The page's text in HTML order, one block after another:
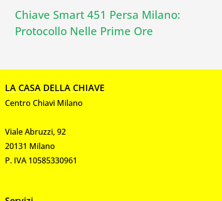
Chiave Smart 451 Persa Milano:
Protocollo Nelle Prime Ore
LA CASA DELLA CHIAVE
Centro Chiavi Milano
Viale Abruzzi, 92
20131 Milano
P. IVA 10585330961